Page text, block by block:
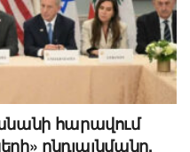
հարավում
ընդլայնմանը,